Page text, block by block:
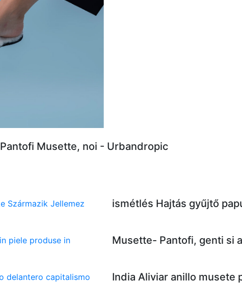
Pantofi Musette, noi - Urbandropic
ismétlés Hajtás gyűjtő
Musette- Pantofi, genti si
India Aliviar anillo musete